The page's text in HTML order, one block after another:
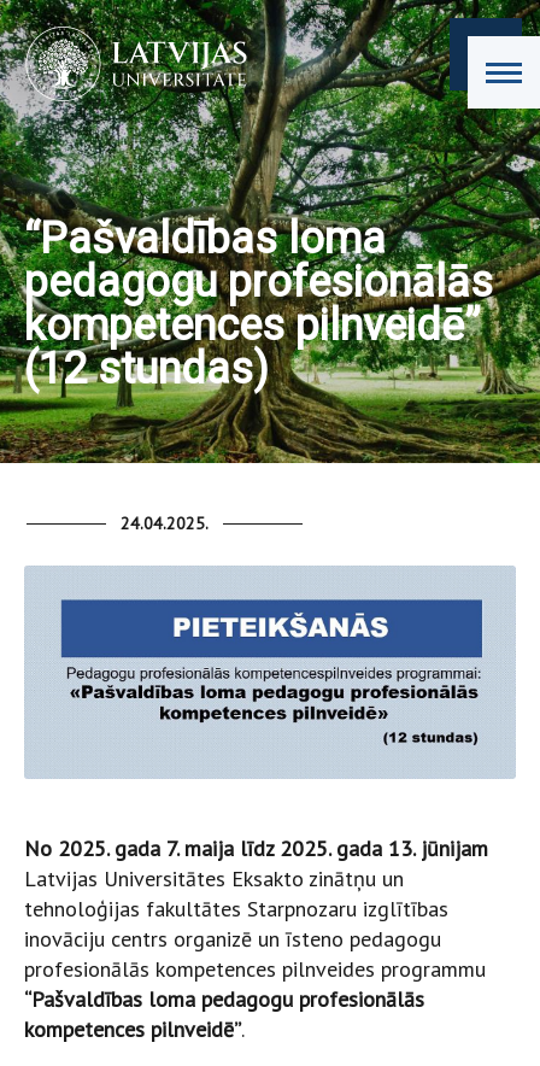
“Pašvaldības loma
pedagogu profesionālās
kompetences pilnveidē”
(12 stundas)
24.04.2025.
No 2025. gada 7. maija līdz 2025. gada 13. jūnijam
Latvijas Universitātes Eksakto zinātņu un
tehnoloģijas fakultātes Starpnozaru izglītības
inovāciju centrs organizē un īsteno pedagogu
profesionālās kompetences pilnveides programmu
“Pašvaldības loma pedagogu profesionālās
kompetences pilnveidē”.